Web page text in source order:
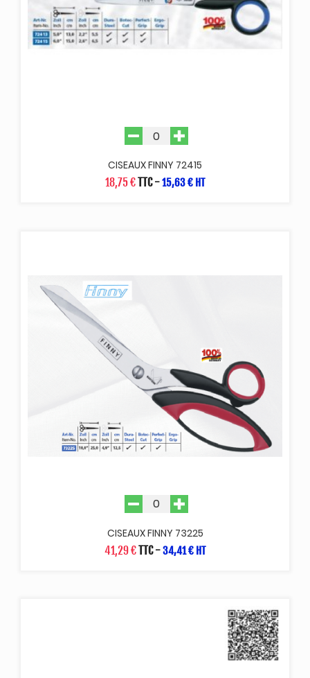
CISEAUX FINNY 72415
18,75 €TTC-15,63 € HT
CISEAUX FINNY 73225
41,29 €TTC-34,41 € HT